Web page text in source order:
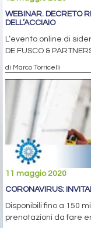
WEBINAR. DECRETO
DELL’ACCIAIO
L’evento online di
DE FUSCO &
di Marco Torricelli
11 maggio 2020
CORONAVIRUS:
Disponibili fino a 150
prenotazioni da fare